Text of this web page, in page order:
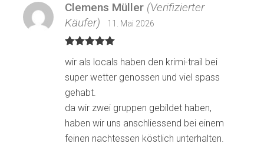
5von 5
Clemens Müller (Verifizierter
Käufer)
11. Mai 2026
wir als locals haben den krimi-trail bei
super wetter genossen und viel spass
gehabt.
da wir zwei gruppen gebildet haben,
haben wir uns anschliessend bei einem
feinen nachtessen köstlich unterhalten.